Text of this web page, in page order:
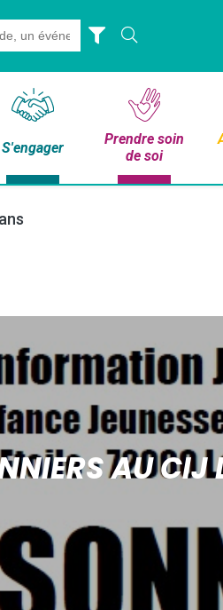
S'engager
Prendre soin
de soi
AU CIJ